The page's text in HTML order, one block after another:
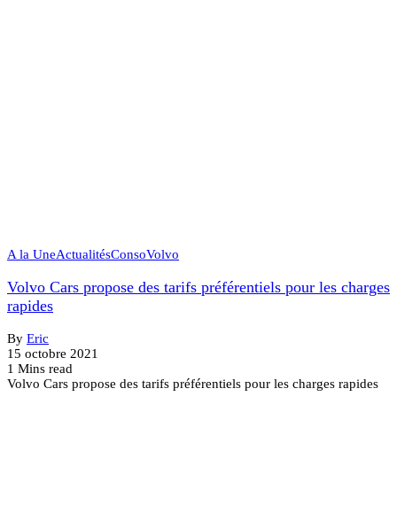
A la UneActualitésConsoVolvo
Volvo Cars propose des tarifs préférentiels pour les charges
rapides
By Eric
15 octobre 2021
1 Mins read
Volvo Cars propose des tarifs préférentiels pour les charges rapides